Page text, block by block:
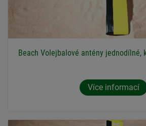
Beach Volejbalové antény jednodílné,
Více informací